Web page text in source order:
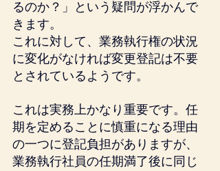
るのか？」という疑問が浮かんで
きます。
これに対して、業務執行権の状況
に変化がなければ変更登記は不要
とされているようです。
これは実務上かなり重要です。任
期を定めることに慎重になる理由
の一つに登記負担がありますが、
業務執行社員の任期満了後に同じ